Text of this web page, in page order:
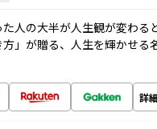
人の大半が人生観が変わる
方」が贈る、人生を輝かせる
詳